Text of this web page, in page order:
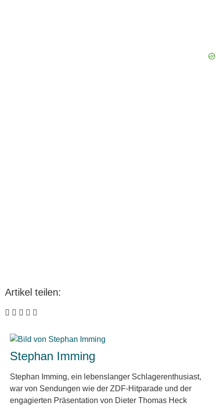
Artikel teilen:
Stephan Imming
Stephan Imming, ein lebenslanger Schlagerenthusiast,
war von Sendungen wie der ZDF-Hitparade und der
engagierten Präsentation von Dieter Thomas Heck